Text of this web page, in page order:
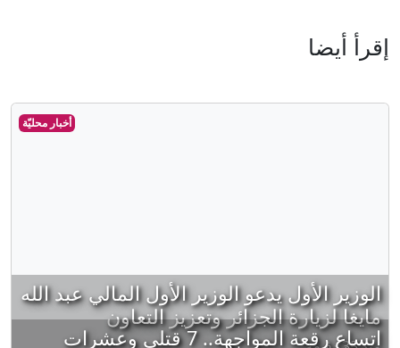
إقرأ أيضا
أخبار محليّة
الوزير الأول يدعو الوزير الأول المالي عبد الله
مايغا لزيارة الجزائر وتعزيز التعاون
اتساع رقعة المواجهة.. 7 قتلى وعشرات